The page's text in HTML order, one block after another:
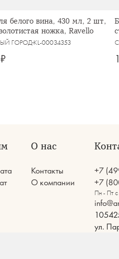
белого вина, 430 мл, 2 шт,
ножка, Ravello
ГОРОДKL-00034353
О нас
Контакты
О компании
+7
+7
Пн - Пт
ул.